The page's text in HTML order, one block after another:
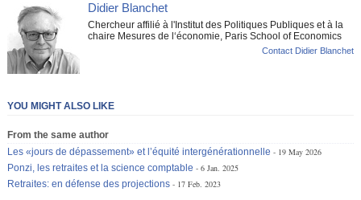
Didier Blanchet
Chercheur affilié à l'Institut des Politiques Publiques et à la
chaire Mesures de l‘économie, Paris School of Economics
Contact Didier Blanchet
YOU MIGHT ALSO LIKE
From the same author
Les «jours de dépassement» et l’équité intergénérationnelle
19 May 2026
Ponzi, les retraites et la science comptable
6 Jan. 2025
Retraites: en défense des projections
17 Feb. 2023